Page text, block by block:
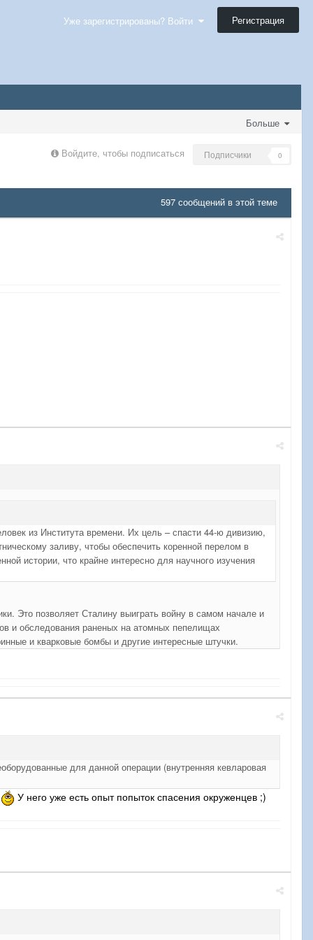
Уже зарегистрированы? Войти Регистрация
Больше
Войдите, чтобы подписаться Подписчики 0
597 сообщений в этой теме
из Института времени. Их цель – спасти 44-ю дивизию,
заливу, чтобы обеспечить коренной перелом в
истории, что крайне интересно для научного изучения
Это позволяет Сталину выиграть войну в самом начале и
и обследования раненых на атомных пепелищах
и кварковые бомбы и другие интересные штучки.
для данной операции (внутренняя кевларовая
У него уже есть опыт попыток спасения окруженцев ;)